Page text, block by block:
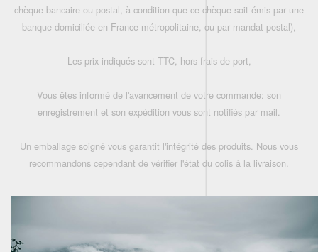
chèque bancaire ou postal, à condition que ce chèque soit émis par une
banque domiciliée en France métropolitaine, ou par mandat postal),
Les prix indiqués sont TTC, hors frais de port,
Vous êtes informé de l'avancement de votre commande: son
enregistrement et son expédition vous sont notifiés par mail.
Un emballage soigné vous garantit l'intégrité des produits. Nous vous
recommandons cependant de vérifier l'état du colis à la livraison.